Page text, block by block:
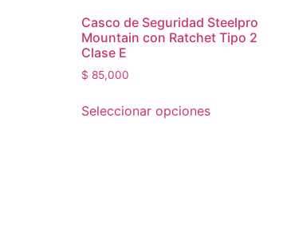
Casco de Seguridad Steelpro
Mountain con Ratchet Tipo 2
Clase E
$ 85,000
Seleccionar opciones